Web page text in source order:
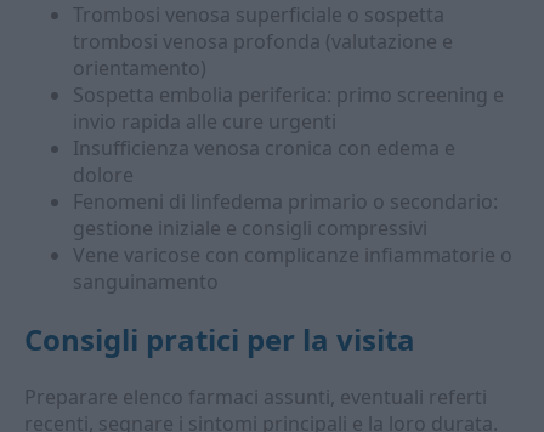
Trombosi venosa superficiale o sospetta
trombosi venosa profonda (valutazione e
orientamento)
Sospetta embolia periferica: primo screening e
invio rapida alle cure urgenti
Insufficienza venosa cronica con edema e
dolore
Fenomeni di linfedema primario o secondario:
gestione iniziale e consigli compressivi
Vene varicose con complicanze infiammatorie o
sanguinamento
Consigli pratici per la visita
Preparare elenco farmaci assunti, eventuali referti
recenti, segnare i sintomi principali e la loro durata.